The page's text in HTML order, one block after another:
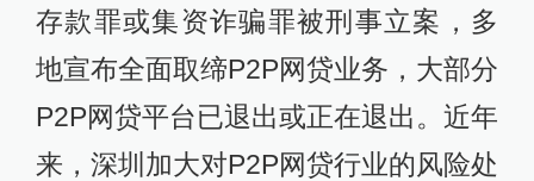
存款罪或集资诈骗罪被刑事立案，多
地宣布全面取缔P2P网贷业务，大部分
P2P网贷平台已退出或正在退出。近年
来，深圳加大对P2P网贷行业的风险处